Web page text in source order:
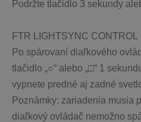
Podržte tlačidlo 3 sekundy
FTR LIGHTSYNC CONTROL
Po spárovaní diaľkového
tlačidlo „○“ alebo „□“ 1
vypnete predné aj zadné
Poznámky: zariadenia musia
diaľkový ovládač nemožno